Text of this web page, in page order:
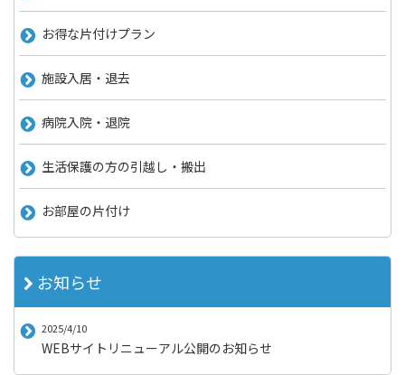
お得な片付けプラン
施設入居・退去
病院入院・退院
生活保護の方の引越し・搬出
お部屋の片付け
お知らせ
2025/4/10
WEBサイトリニューアル公開のお知らせ